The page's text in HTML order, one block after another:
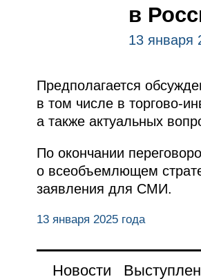
в
13 января
Предполагается
в том числе в торгово-
а также актуальных
По окончании
о всеобъемлющем
заявления для СМИ.
13 января 2025 года
Новости